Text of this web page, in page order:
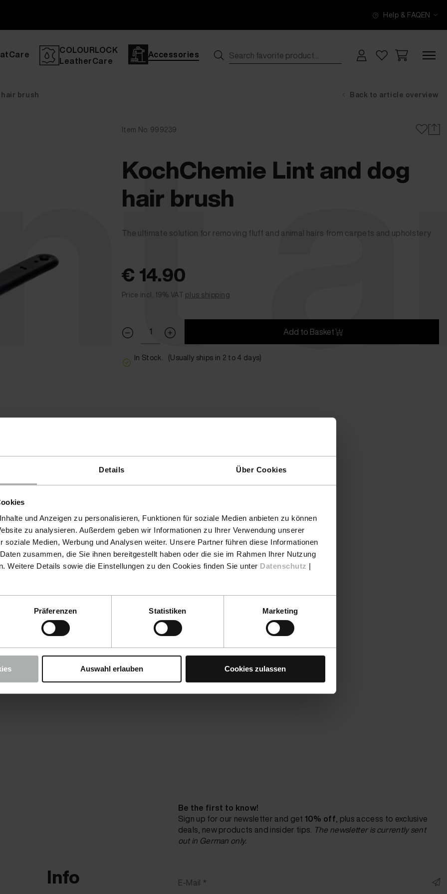
Details Über Cookies
und Anzeigen zu personalisieren, Funktionen für soziale Medien anbieten zu können
zu analysieren. Außerdem geben wir Informationen zu Ihrer Verwendung unserer
soziale Medien, Werbung und Analysen weiter. Unsere Partner führen diese Informationen
zusammen, die Sie ihnen bereitgestellt haben oder die sie im Rahmen Ihrer Nutzung
Weitere Details sowie die Einstellungen zu den Cookies finden Sie unter Datenschutz |
Präferenzen Statistiken Marketing
Auswahl erlauben Cookies zulassen
Help & FAQEN
COLOURLOCK
LeatherCare
Accessories
brush Back to article overview
Item No. 999239
KochChemie Lint and dog
hair brush
The ultimate solution for removing fluff and animal hairs from carpets and upholstery
€ 14.90
Price incl. 19% VAT plus shipping
Add to Basket
In Stock. (Usually ships in 2 to 4 days)
Info
Be the first to know!
Sign up for our newsletter and get 10% off, plus access to exclusive
deals, new products and insider tips. The newsletter is currently sent
out in German only.
E-Mail *